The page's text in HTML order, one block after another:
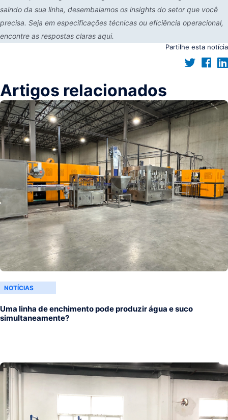
saindo da sua linha, desembalamos os insights do setor que você
precisa. Seja em especificações técnicas ou eficiência operacional,
encontre as respostas claras aqui.
Partilhe esta notícia
Artigos relacionados
NOTÍCIAS
Uma linha de enchimento pode produzir água e suco
simultaneamente?